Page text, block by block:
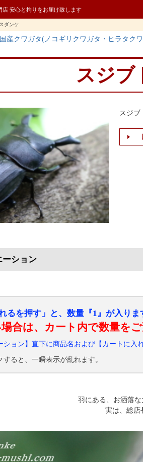
店 安心と拘りをお届け致します
ダンケ
国産クワガタ(ノコギリクワガタ・ヒラタク
スジブ
スジブ
ーション
るを押す」と、数量『1』が入りま
合は、カート内で数量をご
ション】直下に商品名および【カートに入
ると、一瞬表示が乱れます。
羽にある、お洒落な
実は、総店